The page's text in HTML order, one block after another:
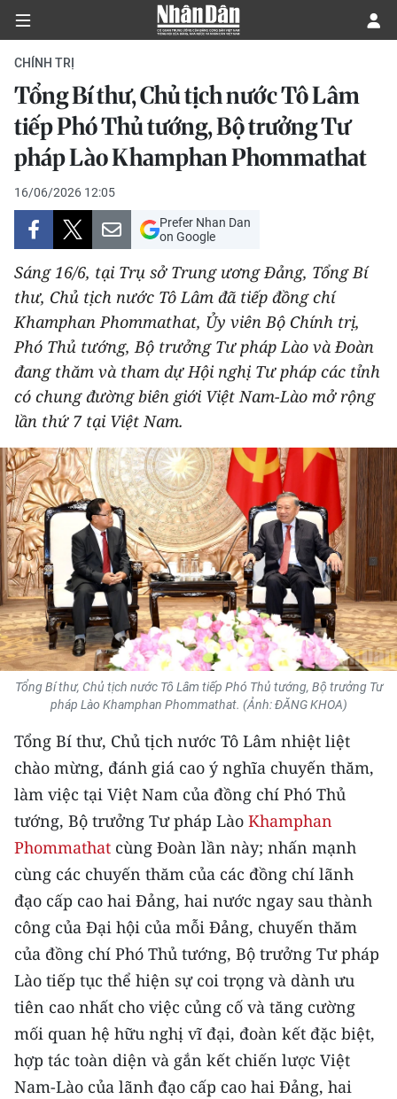
CHÍNH TRỊ
KINH TẾ
VĂN HÓA
XÃ HỘI
PHÁP LUẬT
DU LỊCH
THẾ GIỚI
THỂ THAO
GIÁO DỤC
Y TẾ
KHOA HỌC - CÔNG NGHỆ
MÔI TRƯỜNG
BẠN ĐỌC
KIỂM CHỨNG THÔNG TIN
TRI THỨC CHUYÊN SÂU
54 DÂN TỘC VIỆT NAM
CHƯƠNG TRÌNH OCOP - MỖI XÃ
MỘT SẢN PHẨM
RADIO
MEDIA CENTER
E-Magazine
Video
Media Chính trị
Media Kinh tế
CHÍNH TRỊ
Tổng Bí thư, Chủ tịch nước Tô Lâm
tiếp Phó Thủ tướng, Bộ trưởng Tư
pháp Lào Khamphan Phommathat
16/06/2026 12:05
Prefer Nhan Dan
on Google
Sáng 16/6, tại Trụ sở Trung ương Đảng, Tổng Bí
thư, Chủ tịch nước Tô Lâm đã tiếp đồng chí
Khamphan Phommathat, Ủy viên Bộ Chính trị,
Phó Thủ tướng, Bộ trưởng Tư pháp Lào và Đoàn
đang thăm và tham dự Hội nghị Tư pháp các tỉnh
có chung đường biên giới Việt Nam-Lào mở rộng
lần thứ 7 tại Việt Nam.
Tổng Bí thư, Chủ tịch nước Tô Lâm tiếp Phó Thủ tướng, Bộ trưởng Tư
pháp Lào Khamphan Phommathat. (Ảnh: ĐĂNG KHOA)
Tổng Bí thư, Chủ tịch nước Tô Lâm nhiệt liệt
chào mừng, đánh giá cao ý nghĩa chuyến thăm,
làm việc tại Việt Nam của đồng chí Phó Thủ
tướng, Bộ trưởng Tư pháp Lào Khamphan
Phommathat cùng Đoàn lần này; nhấn mạnh
cùng các chuyến thăm của các đồng chí lãnh
đạo cấp cao hai Đảng, hai nước ngay sau thành
công của Đại hội của mỗi Đảng, chuyến thăm
của đồng chí Phó Thủ tướng, Bộ trưởng Tư pháp
Lào tiếp tục thể hiện sự coi trọng và dành ưu
tiên cao nhất cho việc củng cố và tăng cường
mối quan hệ hữu nghị vĩ đại, đoàn kết đặc biệt,
hợp tác toàn diện và gắn kết chiến lược Việt
Nam-Lào của lãnh đạo cấp cao hai Đảng, hai